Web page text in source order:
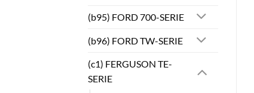
(b95) FORD 700-SERIE
(b96) FORD TW-SERIE
(c1) FERGUSON TE-
SERIE